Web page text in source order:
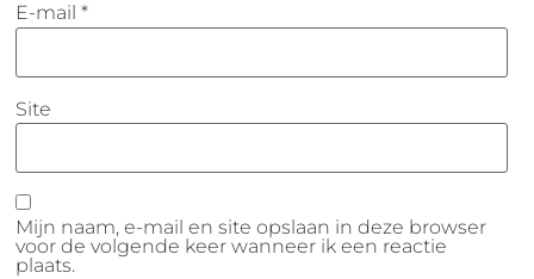
E-mail*
Site
Mijn naam, e-mail en site opslaan in deze browser
voor de volgende keer wanneer ik een reactie
plaats.